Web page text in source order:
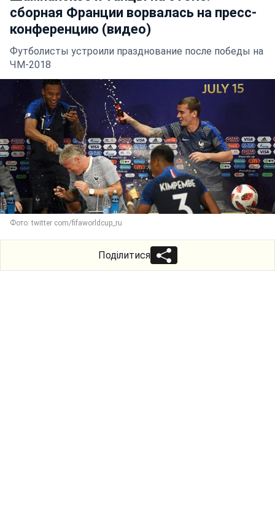
сборная Франции ворвалась на пресс-
конференцию (видео)
Футболисты устроили празднование после победы на
ЧМ-2018
Фото: twitter com/fifaworldcup_ru
Поділитися